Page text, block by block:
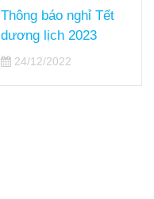
Thông báo nghỉ Tết
dương lịch 2023
24/12/2022